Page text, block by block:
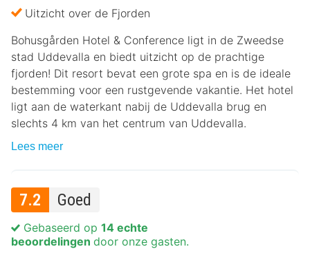
Uitzicht over de Fjorden
Bohusgården Hotel & Conference ligt in de Zweedse
stad Uddevalla en biedt uitzicht op de prachtige
fjorden! Dit resort bevat een grote spa en is de ideale
bestemming voor een rustgevende vakantie. Het hotel
ligt aan de waterkant nabij de Uddevalla brug en
slechts 4 km van het centrum van Uddevalla.
Lees meer
7.2 Goed
Gebaseerd op 14 echte
beoordelingen door onze gasten.